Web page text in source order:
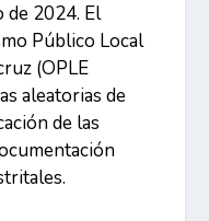
de 2024. El
Público Local
(OPLE
aleatorias de
de las